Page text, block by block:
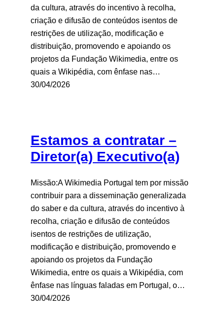
da cultura, através do incentivo à recolha,
criação e difusão de conteúdos isentos de
restrições de utilização, modificação e
distribuição, promovendo e apoiando os
projetos da Fundação Wikimedia, entre os
quais a Wikipédia, com ênfase nas…
30/04/2026
Estamos a contratar –
Diretor(a) Executivo(a)
Missão:A Wikimedia Portugal tem por missão
contribuir para a disseminação generalizada
do saber e da cultura, através do incentivo à
recolha, criação e difusão de conteúdos
isentos de restrições de utilização,
modificação e distribuição, promovendo e
apoiando os projetos da Fundação
Wikimedia, entre os quais a Wikipédia, com
ênfase nas línguas faladas em Portugal, o…
30/04/2026